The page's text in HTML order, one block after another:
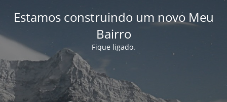
Estamos construindo um novo Meu
Bairro
Fique ligado.